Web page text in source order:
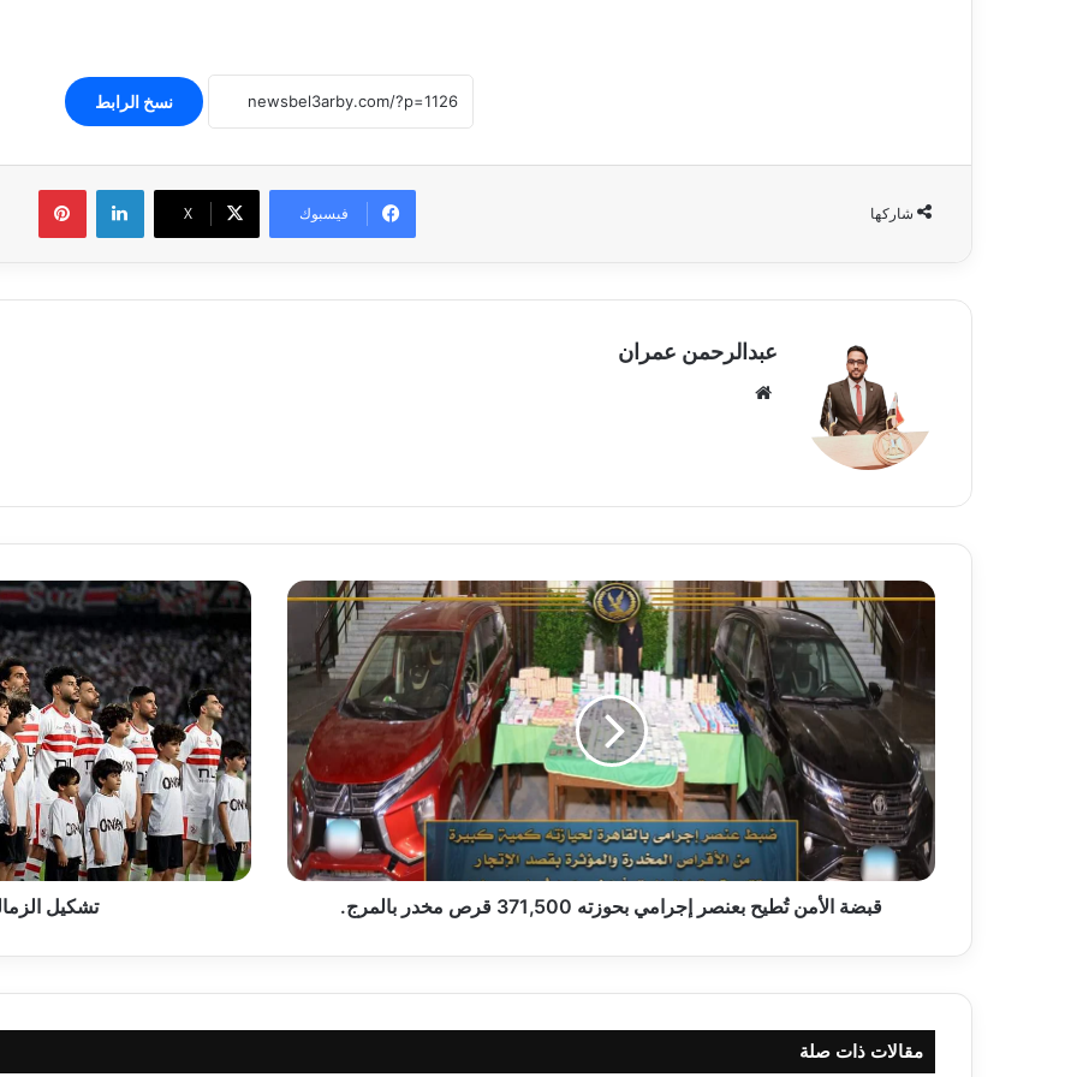
نسخ الرابط
شاركها فيسبوك ‫X
لينكدإن
عبدالرحمن عمران
قبضة
إجرامي
371,500
قرص
مخدر
بالمرج.
قبضة الأمن تُطيح بعنصر إجرامي بحوزته 371,500 قرص مخدر بالمرج.
تشكيل
الزمالك
امام
فاركو
بالدوري
المصري
تشكيل
مقالات ذات صلة